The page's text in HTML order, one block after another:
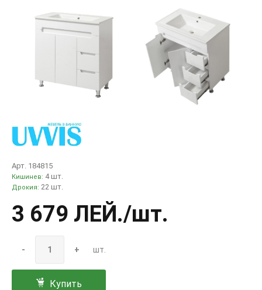
Арт. 184815
Кишинев: 4 шт.
Дрокия: 22 шт.
3 679 ЛЕЙ./шт.
- + шт.
Купить